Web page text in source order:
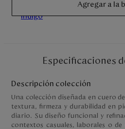
Servicio al cliente
Nuestras Tiendas
Agregar a la
Especificaciones
Descripción colección
Una colección diseñada en cuero
textura, firmeza y durabilidad en
diario. Su diseño funcional y
contextos casuales, laborales o de